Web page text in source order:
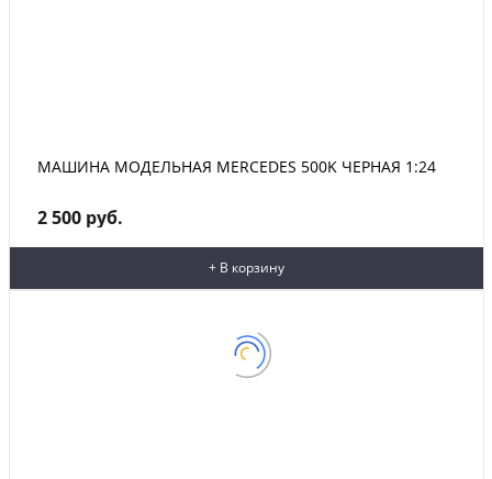
МАШИНА МОДЕЛЬНАЯ MERCEDES 500K ЧЕРНАЯ 1:24
2 500 руб.
+ В корзину